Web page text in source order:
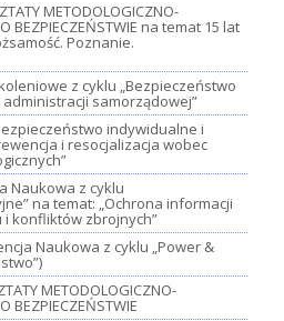
METODOLOGICZNO-
BEZPIECZEŃSTWIE na temat 15 lat
Poznanie.
z cyklu „Bezpieczeństwo
samorządowej”
indywidualne i
i resocjalizacja wobec
Naukowa z cyklu
na temat: „Ochrona informacji
konfliktów zbrojnych”
Naukowa z cyklu „Power &
METODOLOGICZNO-
BEZPIECZEŃSTWIE